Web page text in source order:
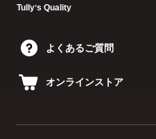
Tullyʼs Quality
よくあるご質問
オンラインストア